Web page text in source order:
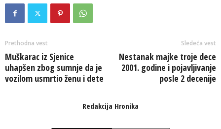
Prethodna vest
Muškarac iz Sjenice
uhapšen zbog sumnje da je
vozilom usmrtio ženu i dete
Sledeća vest
Nestanak majke troje dece
2001. godine i pojavljivanje
posle 2 decenije
Redakcija Hronika